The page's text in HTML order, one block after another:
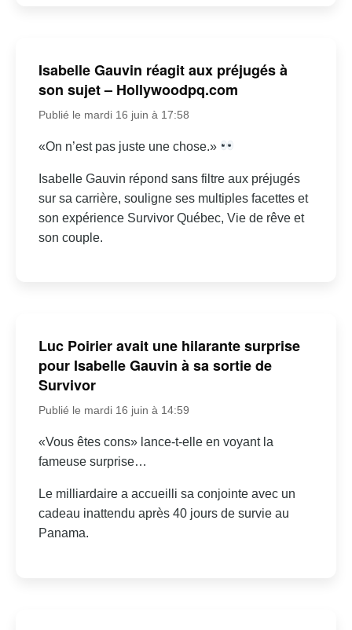
Isabelle Gauvin réagit aux préjugés à
son sujet – Hollywoodpq.com
Publié le mardi 16 juin à 17:58
«On n’est pas juste une chose.»
Isabelle Gauvin répond sans filtre aux préjugés
sur sa carrière, souligne ses multiples facettes et
son expérience Survivor Québec, Vie de rêve et
son couple.
Luc Poirier avait une hilarante surprise
pour Isabelle Gauvin à sa sortie de
Survivor
Publié le mardi 16 juin à 14:59
«Vous êtes cons» lance-t-elle en voyant la
fameuse surprise…
Le milliardaire a accueilli sa conjointe avec un
cadeau inattendu après 40 jours de survie au
Panama.